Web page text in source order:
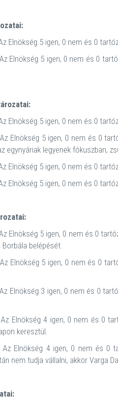
Elnökség 5 igen, 0 nem és 0
Az Elnökség 5 igen, 0 nem és 0
Elnökség 5 igen, 0 nem és 0
Az Elnökség 5 igen, 0 nem és 0
egynyáriak legyenek fókuszban,
Elnökség 5 igen, 0 nem és 0
Elnökség 5 igen, 0 nem és 0
Elnökség 5 igen, 0 nem és 0
Borbála belépését.
Az Elnökség 5 igen, 0 nem és 0
Elnökség 3 igen, 0 nem és 0
Az Elnökség 4 igen, 0 nem és 0
keresztül.
Az Elnökség 4 igen, 0 nem és 0
nem tudja vállalni, akkor Varga